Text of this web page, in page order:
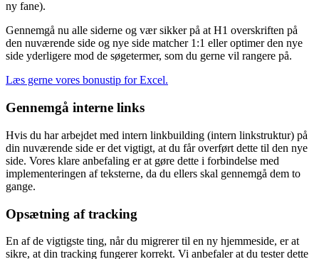
ny fane).
Gennemgå nu alle siderne og vær sikker på at H1 overskriften på
den nuværende side og nye side matcher 1:1 eller optimer den nye
side yderligere mod de søgetermer, som du gerne vil rangere på.
Læs gerne vores bonustip for Excel.
Gennemgå interne links
Hvis du har arbejdet med intern linkbuilding (intern linkstruktur) på
din nuværende side er det vigtigt, at du får overført dette til den nye
side. Vores klare anbefaling er at gøre dette i forbindelse med
implementeringen af teksterne, da du ellers skal gennemgå dem to
gange.
Opsætning af tracking
En af de vigtigste ting, når du migrerer til en ny hjemmeside, er at
sikre, at din tracking fungerer korrekt. Vi anbefaler at du tester dette